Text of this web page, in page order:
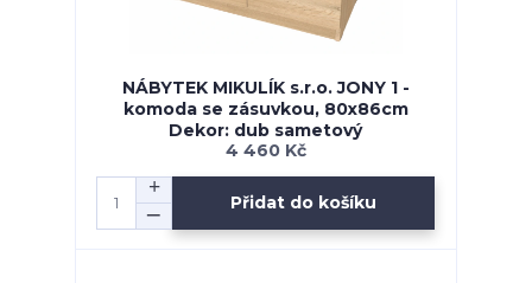
NÁBYTEK MIKULÍK s.r.o. JONY 1 -
komoda se zásuvkou, 80x86cm
Dekor: dub sametový
4 460 Kč
Přidat do košíku